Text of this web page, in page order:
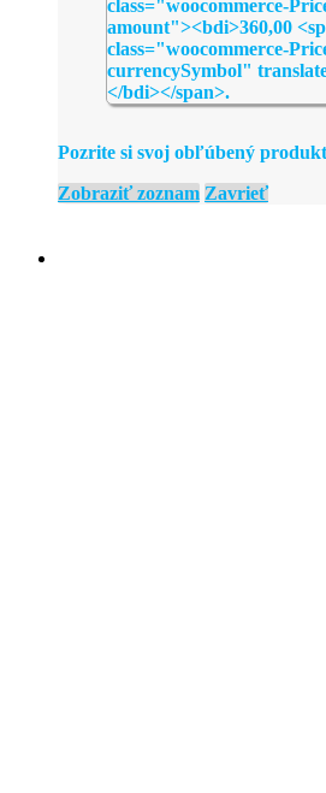
Pozrite si svoj obľúbený
Zobraziť zoznam Zavrieť